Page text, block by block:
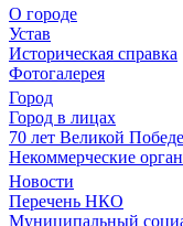
О городе
Устав
Историческая справка
Фотогалерея
Город
Город в лицах
70 лет Великой Победе
Некоммерческие
Новости
Перечень НКО
Муниципальный